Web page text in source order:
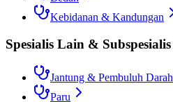
Kebidanan & Kandungan
Spesialis Lain & Subspesialis
Jantung & Pembuluh Darah
Paru